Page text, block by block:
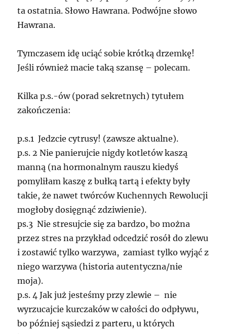
ta ostatnia. Słowo Hawrana. Podwójne słowo
Hawrana.
Tymczasem idę uciąć sobie krótką drzemkę!
Jeśli również macie taką szansę – polecam.
Kilka p.s.-ów (porad sekretnych) tytułem
zakończenia:
p.s.1 Jedzcie cytrusy! (zawsze aktualne).
p.s. 2 Nie panierujcie nigdy kotletów kaszą
manną (na hormonalnym rauszu kiedyś
pomyliłam kaszę z bułką tartą i efekty były
takie, że nawet twórców Kuchennych Rewolucji
mogłoby dosięgnąć zdziwienie).
ps.3 Nie stresujcie się za bardzo, bo można
przez stres na przykład odcedzić rosół do zlewu
i zostawić tylko warzywa, zamiast tylko wyjąć z
niego warzywa (historia autentyczna/nie
moja).
p.s. 4 Jak już jesteśmy przy zlewie – nie
wyrzucajcie kurczaków w całości do odpływu,
bo później sąsiedzi z parteru, u których